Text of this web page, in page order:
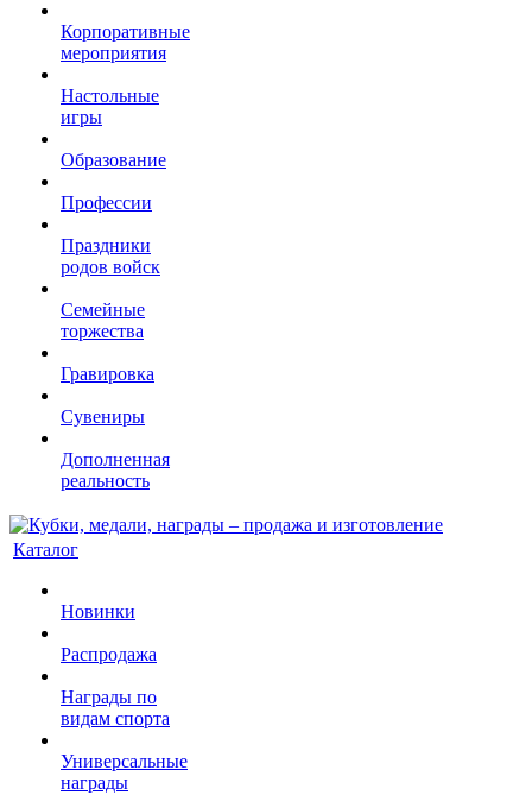
Корпоративные
мероприятия
Настольные
игры
Образование
Профессии
Праздники
родов войск
Семейные
торжества
Гравировка
Сувениры
Дополненная
реальность
Каталог
Новинки
Распродажа
Награды по
видам спорта
Универсальные
награды